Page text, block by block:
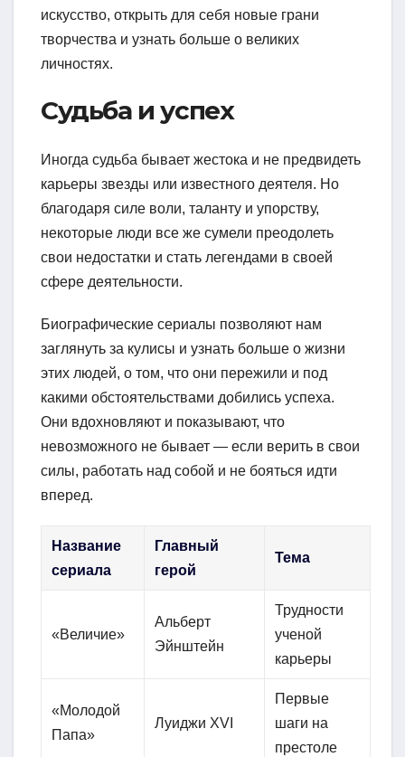
искусство, открыть для себя новые грани
творчества и узнать больше о великих
личностях.
Судьба и успех
Иногда судьба бывает жестока и не предвидеть
карьеры звезды или известного деятеля. Но
благодаря силе воли, таланту и упорству,
некоторые люди все же сумели преодолеть
свои недостатки и стать легендами в своей
сфере деятельности.
Биографические сериалы позволяют нам
заглянуть за кулисы и узнать больше о жизни
этих людей, о том, что они пережили и под
какими обстоятельствами добились успеха.
Они вдохновляют и показывают, что
невозможного не бывает — если верить в свои
силы, работать над собой и не бояться идти
вперед.
Название
сериала
Главный
герой
Тема
«Величие»
Альберт
Эйнштейн
Трудности
ученой
карьеры
«Молодой
Папа»
Луиджи XVI
Первые
шаги на
престоле